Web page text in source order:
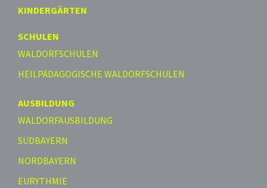
KINDERGÄRTEN
SCHULEN
WALDORFSCHULEN
HEILPÄDAGOGISCHE WALDORFSCHULEN
AUSBILDUNG
WALDORFAUSBILDUNG
SÜDBAYERN
NORDBAYERN
EURYTHMIE